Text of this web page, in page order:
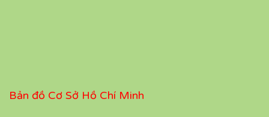
Bản đồ Cơ Sở Hồ Chí Minh